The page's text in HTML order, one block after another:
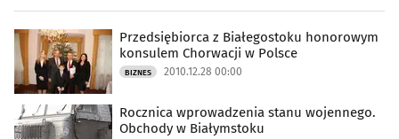
Przedsiębiorca z Białegostoku honorowym
konsulem Chorwacji w Polsce
BIZNES 2010.12.28 00:00
Rocznica wprowadzenia stanu wojennego.
Obchody w Białymstoku